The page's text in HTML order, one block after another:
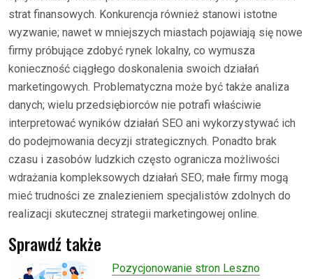
strat finansowych. Konkurencja również stanowi istotne
wyzwanie; nawet w mniejszych miastach pojawiają się nowe
firmy próbujące zdobyć rynek lokalny, co wymusza
konieczność ciągłego doskonalenia swoich działań
marketingowych. Problematyczna może być także analiza
danych; wielu przedsiębiorców nie potrafi właściwie
interpretować wyników działań SEO ani wykorzystywać ich
do podejmowania decyzji strategicznych. Ponadto brak
czasu i zasobów ludzkich często ogranicza możliwości
wdrażania kompleksowych działań SEO; małe firmy mogą
mieć trudności ze znalezieniem specjalistów zdolnych do
realizacji skutecznej strategii marketingowej online.
Sprawdź także
Pozycjonowanie stron Leszno